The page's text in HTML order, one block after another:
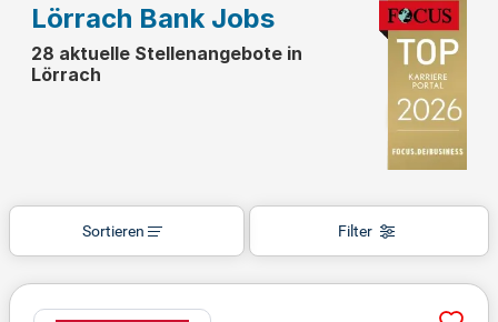
Lörrach Bank Jobs
28 aktuelle Stellenangebote in
Lörrach
Filter
Sortieren